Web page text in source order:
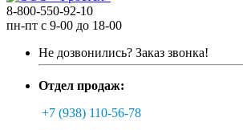
8-800-550-92-10
пн-пт с 9-00 до 18-00
Не дозвонились? Заказ звонка!
Отдел продаж:
+7 (938) 110-56-78